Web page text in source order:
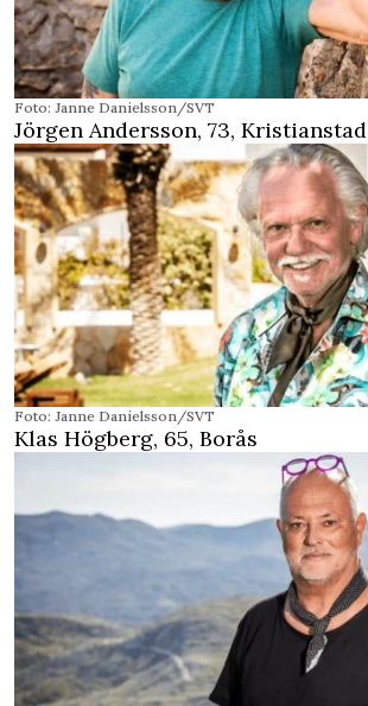
Foto: Janne Danielsson/SVT
Jörgen Andersson, 73, Kristianstad
Foto: Janne Danielsson/SVT
Klas Högberg, 65, Borås